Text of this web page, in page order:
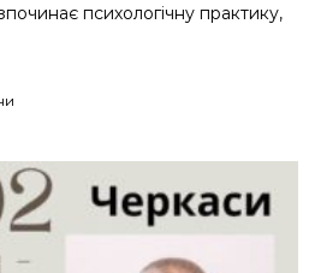
психологічну практику,